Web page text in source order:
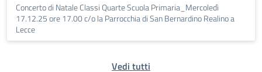
Concerto di Natale Classi Quarte Scuola Primaria_Mercoledì
17.12.25 ore 17.00 c/o la Parrocchia di San Bernardino Realino a
Lecce
Vedi tutti